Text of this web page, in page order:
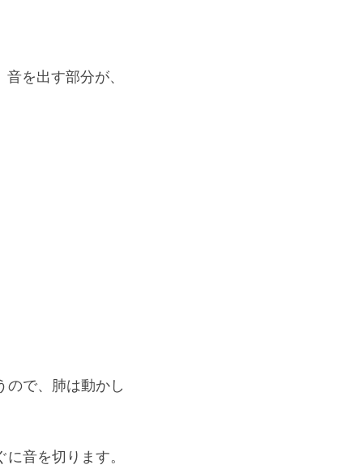
を出す部分が、
ので、肺は動かし
音を切ります。